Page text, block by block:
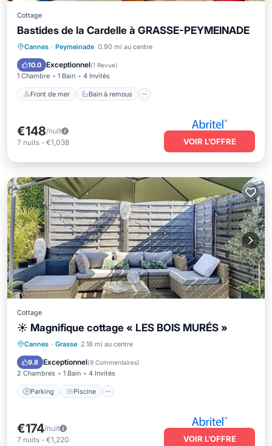
Cottage
Bastides de la Cardelle à GRASSE-PEYMEINADE
Cannes · Peymeinade 0.90 mi au centre
10.0 Exceptionnel(1 Revue)
1 Chambre 1 Bain 4 Invités
Front de mer Bain à remous
Front de mer Bain à remous
Piscine
€148/nuit
7 nuits - €1,038 VOIR L’OFFRE
Cottage
☀️ Magnifique cottage « LES BOIS MURÉS »
Cannes · Grasse 2.18 mi au centre
9.8 Exceptionnel(9 Commentaires)
2 Chambres 1 Bain 4 Invités
Parking Piscine
Parking Piscine
Balcon/Terrasse
€174/nuit
7 nuits - €1,220 VOIR L’OFFRE